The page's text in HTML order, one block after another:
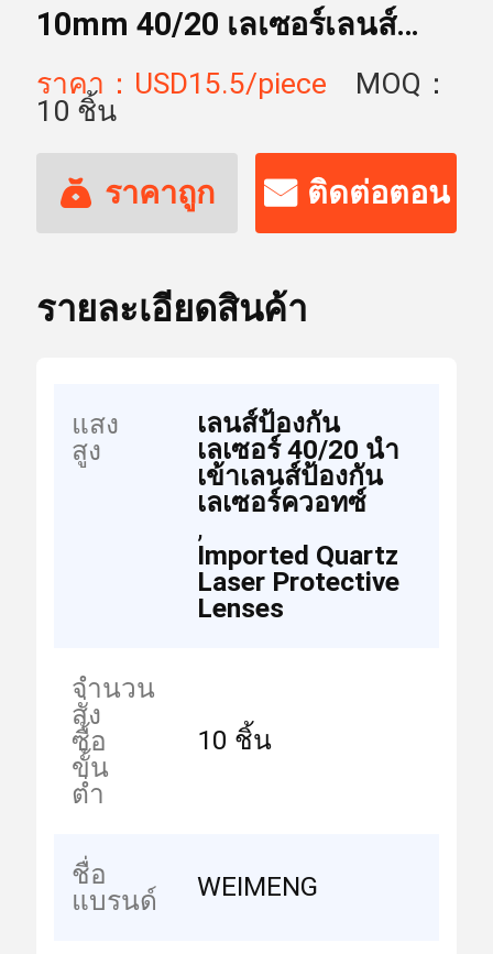
10mm 40/20 เลเซอร์เลนส์
ป้องกัน
ราคา：USD15.5/piece
MOQ：
10 ชิ้น
ราคาถูก ติดต่อตอน
รายละเอียดสินค้า
แสง
สูง
เลนส์ป้องกัน
เลเซอร์ 40/20 นำ
เข้าเลนส์ป้องกัน
เลเซอร์ควอทซ์
,
Imported Quartz
Laser Protective
Lenses
จำนวน
สั่ง
ซื้อ
ขั้น
ต่ำ
10 ชิ้น
ชื่อ
แบรนด์
WEIMENG